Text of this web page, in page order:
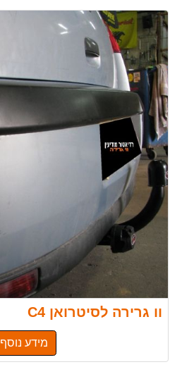
וו גרירה לסיטרואן C4
מידע נוסף